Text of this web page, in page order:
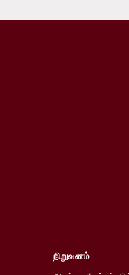
நிறுவனம்